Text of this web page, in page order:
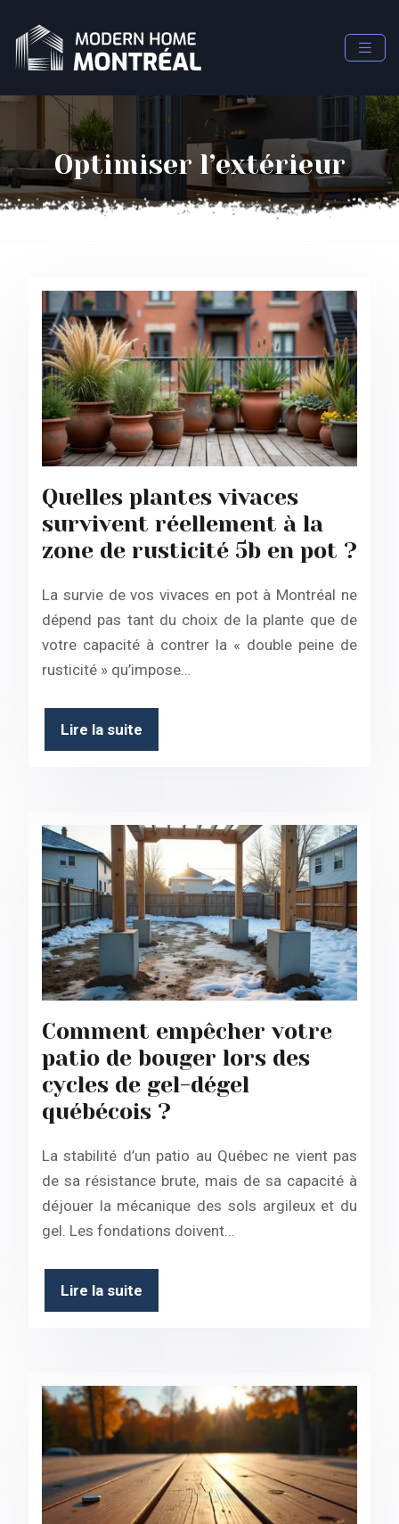
Optimiser l’extérieur
Quelles plantes vivaces
survivent réellement à la
zone de rusticité 5b en pot ?
La survie de vos vivaces en pot à Montréal ne
dépend pas tant du choix de la plante que de
votre capacité à contrer la « double peine de
rusticité » qu’impose…
Lire la suite
Comment empêcher votre
patio de bouger lors des
cycles de gel-dégel
québécois ?
La stabilité d’un patio au Québec ne vient pas
de sa résistance brute, mais de sa capacité à
déjouer la mécanique des sols argileux et du
gel. Les fondations doivent…
Lire la suite